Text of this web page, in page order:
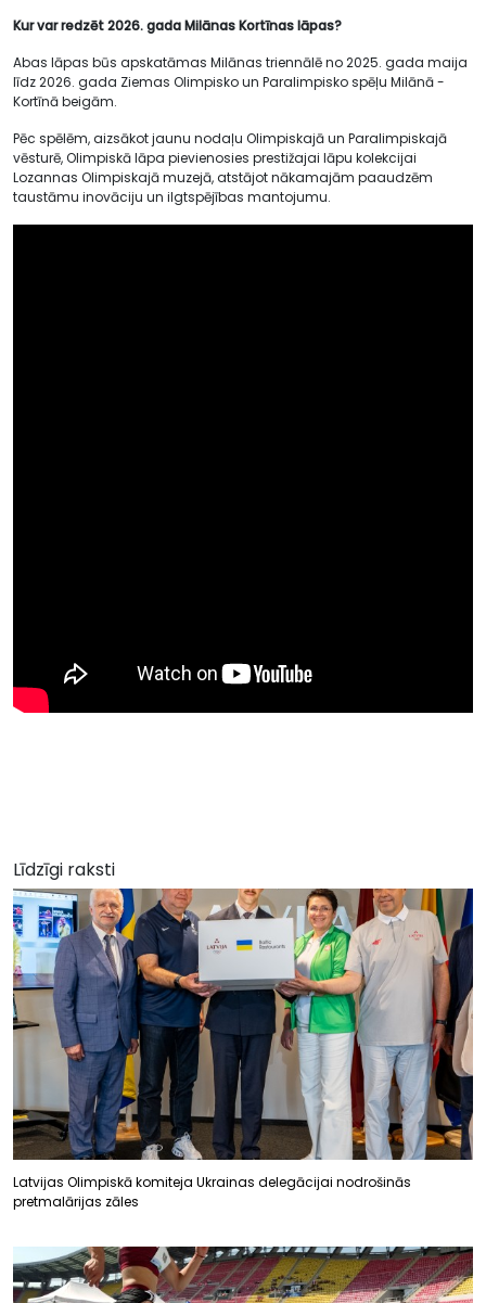
Kur var redzēt 2026. gada Milānas Kortīnas lāpas?
Abas lāpas būs apskatāmas Milānas triennālē no 2025. gada maija
līdz 2026. gada Ziemas Olimpisko un Paralimpisko spēļu Milānā -
Kortīnā beigām.
Pēc spēlēm, aizsākot jaunu nodaļu Olimpiskajā un Paralimpiskajā
vēsturē, Olimpiskā lāpa pievienosies prestižajai lāpu kolekcijai
Lozannas Olimpiskajā muzejā, atstājot nākamajām paaudzēm
taustāmu inovāciju un ilgtspējības mantojumu.
Līdzīgi raksti
Latvijas Olimpiskā komiteja Ukrainas delegācijai nodrošinās
pretmalārijas zāles